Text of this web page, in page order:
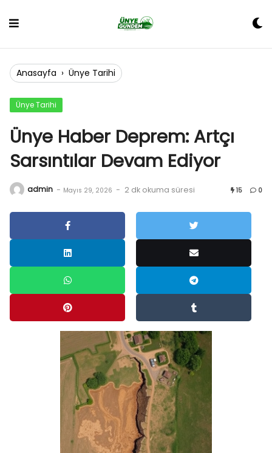
Anasayfa › Ünye Tarihi
Ünye Tarihi
Ünye Haber Deprem: Artçı
Sarsıntılar Devam Ediyor
admin - Mayıs 29, 2026 - 2 dk okuma süresi 15 0